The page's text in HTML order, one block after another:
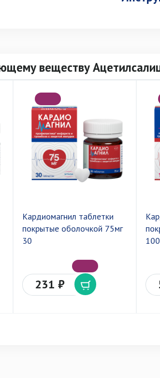
веществу
Кардиомагнил таблетки
покрытые оболочкой 75мг
30
231 ₽
100